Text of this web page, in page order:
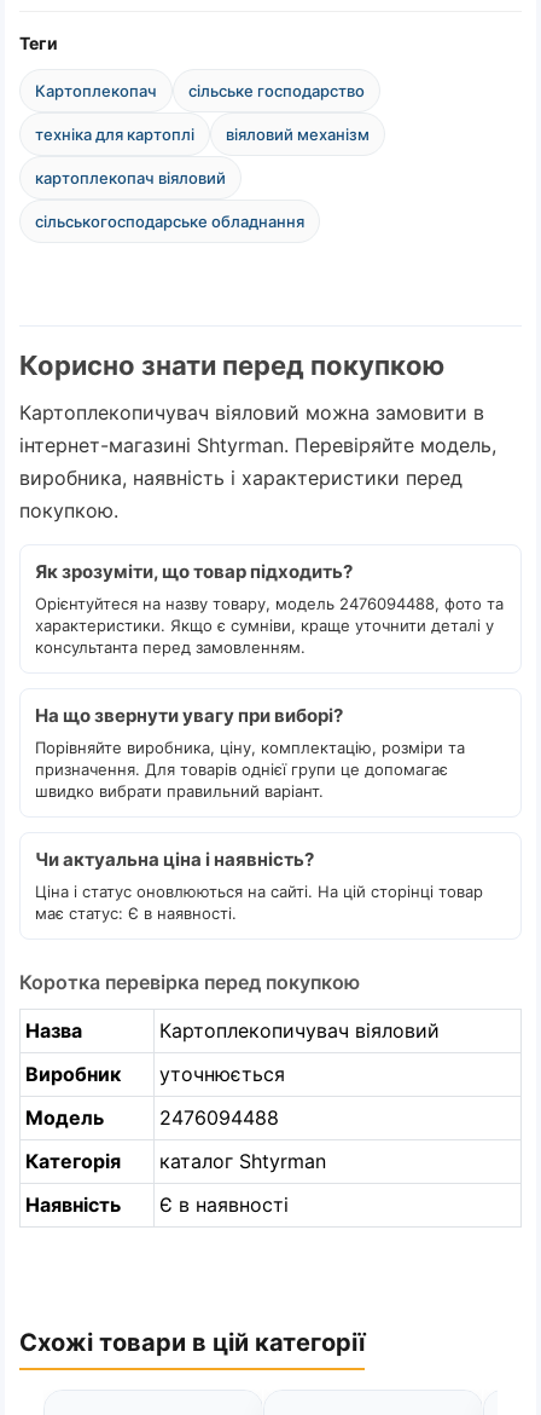
Теги
Картоплекопач сільське господарство
техніка для картоплі віяловий механізм
картоплекопач віяловий
сільськогосподарське обладнання
Корисно знати перед покупкою
Картоплекопичувач віяловий можна замовити в
інтернет-магазині Shtyrman. Перевіряйте модель,
виробника, наявність і характеристики перед
покупкою.
Як зрозуміти, що товар підходить?
Орієнтуйтеся на назву товару, модель 2476094488, фото та
характеристики. Якщо є сумніви, краще уточнити деталі у
консультанта перед замовленням.
На що звернути увагу при виборі?
Порівняйте виробника, ціну, комплектацію, розміри та
призначення. Для товарів однієї групи це допомагає
швидко вибрати правильний варіант.
Чи актуальна ціна і наявність?
Ціна і статус оновлюються на сайті. На цій сторінці товар
має статус: Є в наявності.
Коротка перевірка перед покупкою
Назва
Картоплекопичувач віяловий
Виробник
уточнюється
Модель
2476094488
Категорія
каталог Shtyrman
Наявність
Є в наявності
Схожі товари в цій категорії